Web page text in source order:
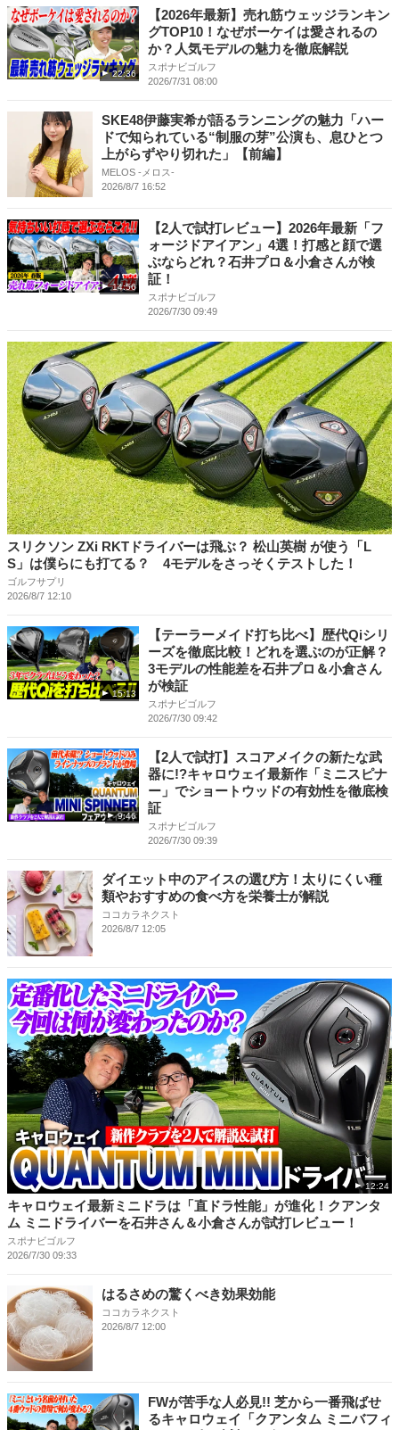
22:36
【2026年最新】売れ筋ウェッジランキン
グTOP10！なぜボーケイは愛されるの
か？人気モデルの魅力を徹底解説
スポナビゴルフ
2026/7/31 08:00
SKE48伊藤実希が語るランニングの魅力「ハー
ドで知られている“制服の芽”公演も、息ひとつ
上がらずやり切れた」【前編】
MELOS -メロス-
2026/8/7 16:52
14:56
【2人で試打レビュー】2026年最新「フ
ォージドアイアン」4選！打感と顔で選
ぶならどれ？石井プロ＆小倉さんが検
証！
スポナビゴルフ
2026/7/30 09:49
スリクソン ZXi RKTドライバーは飛ぶ？ 松山英樹 が使う「L
S」は僕らにも打てる？ 4モデルをさっそくテストした！
ゴルフサプリ
2026/8/7 12:10
15:13
【テーラーメイド打ち比べ】歴代Qiシリ
ーズを徹底比較！どれを選ぶのが正解？
3モデルの性能差を石井プロ＆小倉さん
が検証
スポナビゴルフ
2026/7/30 09:42
9:46
【2人で試打】スコアメイクの新たな武
器に!?キャロウェイ最新作「ミニスピナ
ー」でショートウッドの有効性を徹底検
証
スポナビゴルフ
2026/7/30 09:39
ダイエット中のアイスの選び方！太りにくい種
類やおすすめの食べ方を栄養士が解説
ココカラネクスト
2026/8/7 12:05
12:24
キャロウェイ最新ミニドラは「直ドラ性能」が進化！クアンタ
ム ミニドライバーを石井さん＆小倉さんが試打レビュー！
スポナビゴルフ
2026/7/30 09:33
はるさめの驚くべき効果効能
ココカラネクスト
2026/8/7 12:00
FWが苦手な人必見!! 芝から一番飛ばせ
るキャロウェイ「クアンタム ミニバフィ